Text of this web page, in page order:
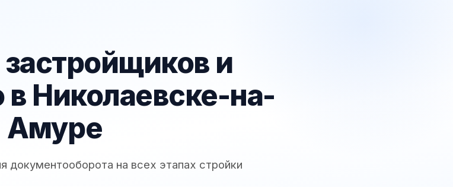
и
в Николаевске-на-
Амуре
документооборота на всех этапах стройки